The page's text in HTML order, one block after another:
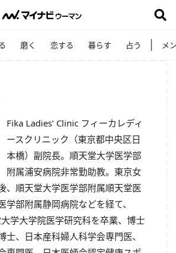
磨く 恋する 暮らす 占う メ
Fika Ladies‘ Clinic フィーカレディ
ースクリニック（東京都中央区日
本橋）副院長。順天堂大学医学部
附属浦安病院非常勤助教。東京女
、順天堂大学医学部附属順天堂医
学部附属静岡病院などを経て、
学大学院医学研究科を卒業、博士
士、日本産科婦人科学会専門医、